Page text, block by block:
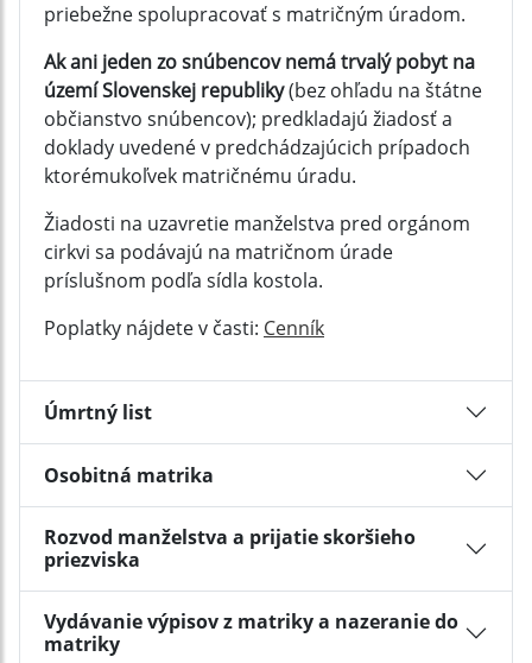
priebežne spolupracovať s matričným úradom.
Ak ani jeden zo snúbencov nemá trvalý pobyt na
území Slovenskej republiky(bez ohľadu na štátne
občianstvo snúbencov); predkladajú žiadosť a
doklady uvedené v predchádzajúcich prípadoch
ktorémukoľvek matričnému úradu.
Žiadosti na uzavretie manželstva pred orgánom
cirkvi sa podávajú na matričnom úrade
príslušnom podľa sídla kostola.
Poplatky nájdete v časti: Cenník
Úmrtný list
Osobitná matrika
Rozvod manželstva a prijatie skoršieho
priezviska
Vydávanie výpisov z matriky a nazeranie do
matriky